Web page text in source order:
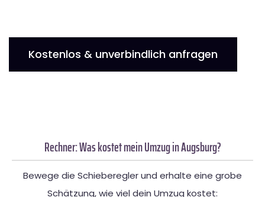
Kostenlos & unverbindlich anfragen
Rechner: Was kostet mein Umzug in Augsburg?
Bewege die Schieberegler und erhalte eine grobe
Schätzung, wie viel dein Umzug kostet: